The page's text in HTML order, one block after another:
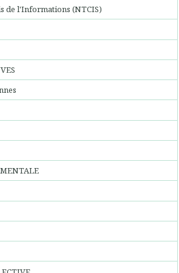
de l'Informations (NTCIS)